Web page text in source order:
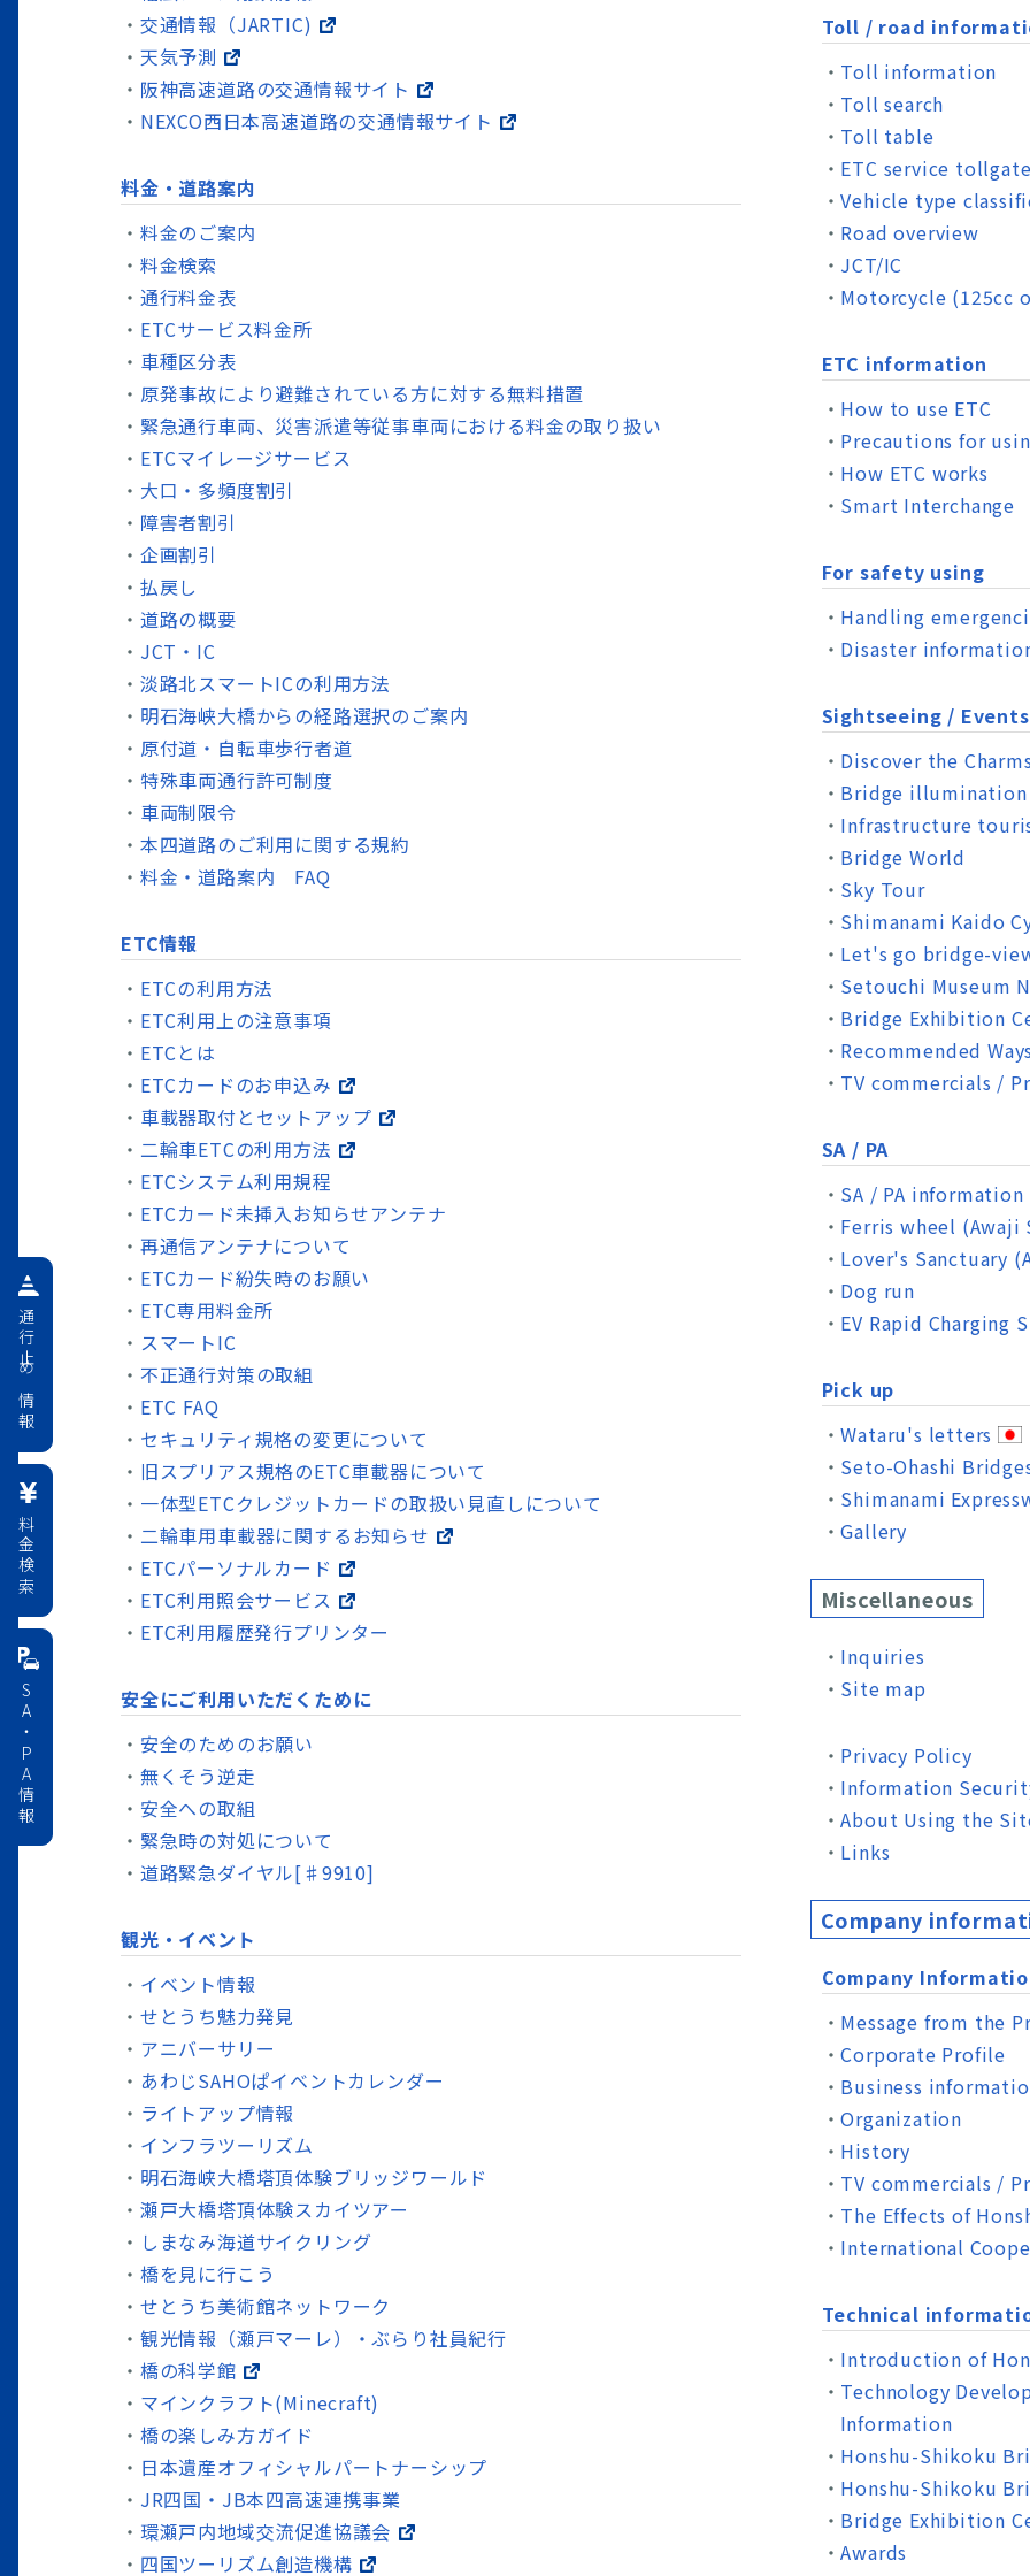
交通情報（JARTIC)
天気予測
阪神高速道路の交通情報サイト
NEXCO西日本高速道路の交通情報サイト
料金・道路案内
料金のご案内
料金検索
通行料金表
ETCサービス料金所
車種区分表
原発事故により避難されている方に対する無料措置
緊急通行車両、災害派遣等従事車両における料金の取り扱い
ETCマイレージサービス
大口・多頻度割引
障害者割引
企画割引
払戻し
道路の概要
JCT・IC
淡路北スマートICの利用方法
明石海峡大橋からの経路選択のご案内
原付道・自転車歩行者道
特殊車両通行許可制度
車両制限令
本四道路のご利用に関する規約
料金・道路案内 FAQ
ETC情報
ETCの利用方法
ETC利用上の注意事項
ETCとは
ETCカードのお申込み
車載器取付とセットアップ
二輪車ETCの利用方法
ETCシステム利用規程
ETCカード未挿入お知らせアンテナ
再通信アンテナについて
ETCカード紛失時のお願い
ETC専用料金所
スマートIC
不正通行対策の取組
ETC FAQ
セキュリティ規格の変更について
旧スプリアス規格のETC車載器について
一体型ETCクレジットカードの取扱い見直しについて
二輪車用車載器に関するお知らせ
ETCパーソナルカード
ETC利用照会サービス
ETC利用履歴発行プリンター
安全にご利用いただくために
安全のためのお願い
無くそう逆走
安全への取組
緊急時の対処について
道路緊急ダイヤル[♯9910]
観光・イベント
イベント情報
せとうち魅力発見
アニバーサリー
あわじSAHOぱイベントカレンダー
ライトアップ情報
インフラツーリズム
明石海峡大橋塔頂体験ブリッジワールド
瀬戸大橋塔頂体験スカイツアー
しまなみ海道サイクリング
橋を見に行こう
せとうち美術館ネットワーク
観光情報（瀬戸マーレ）・ぶらり社員紀行
橋の科学館
マインクラフト(Minecraft)
橋の楽しみ方ガイド
日本遺産オフィシャルパートナーシップ
JR四国・JB本四高速連携事業
環瀬戸内地域交流促進協議会
四国ツーリズム創造機構
Toll / road
Toll information
Toll search
Toll table
ETC service
Vehicle type
Road overview
JCT/IC
Motorcycle (125cc
ETC information
How to use ETC
Precautions for
How ETC works
Smart Interchange
For safety using
Handling
Disaster
Sightseeing / Events
Discover the
Bridge
Infrastructure
Bridge World
Sky Tour
Shimanami Kaido
Let's go bridge-
Setouchi Museum
Bridge Exhibition
Recommended
TV commercials /
SA / PA
SA / PA information
Ferris wheel (Awaji
Lover's Sanctuary
Dog run
EV Rapid Charging
Pick up
Wataru's letters
Seto-Ohashi
Shimanami
Gallery
Miscellaneous
Inquiries
Site map
Privacy Policy
Information
About Using the
Links
Company
Company
Message from the
Corporate Profile
Business
Organization
History
TV commercials /
The Effects of
International
Technical
Introduction of
Technology
Information
Honshu-Shikoku
Honshu-Shikoku
Bridge Exhibition
Awards
通行止め情報
料金検索
SA・PA情報